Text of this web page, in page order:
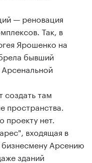
— реновация
Так, в
Ярошенко на
бывший
создать там
пространства.
проекту нет.
входящая в
Арсению
зданий